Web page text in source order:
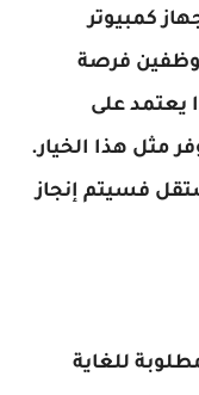
كمبيوتر
فرصة
يعتمد على
مثل هذا الخيار.
فسيتم إنجاز
للغاية